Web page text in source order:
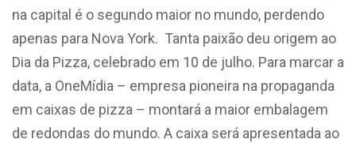
na capital é o segundo maior no mundo, perdendo
apenas para Nova York. Tanta paixão deu origem ao
Dia da Pizza, celebrado em 10 de julho. Para marcar a
data, a OneMídia – empresa pioneira na propaganda
em caixas de pizza – montará a maior embalagem
de redondas do mundo. A caixa será apresentada ao